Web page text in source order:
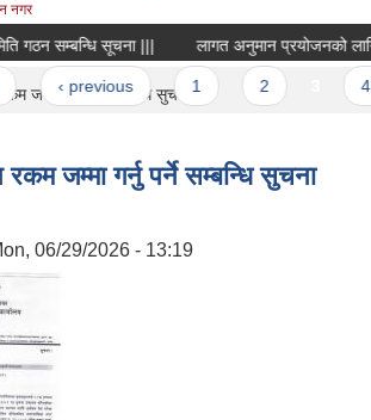
नगर
गठन सम्बन्धि सूचना ||| लागत अनुमान प्रयोजनको लागि
‹ previous 1
जम्मा गर्नु पर्ने सम्बन्धि सुचना |||
जम्मा गर्नु पर्ने सम्बन्धि सुचना
06/29/2026 - 13:19